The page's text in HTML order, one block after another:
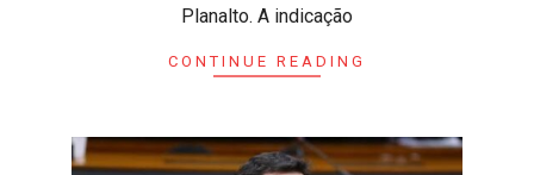
Planalto. A indicação
CONTINUE READING